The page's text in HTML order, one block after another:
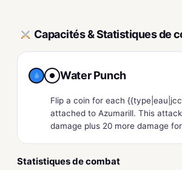
Capacités & Statistiques de
● Water Punch
Flip a coin for each
attached to Azumarill. This
damage plus 20 more damage
Statistiques de combat